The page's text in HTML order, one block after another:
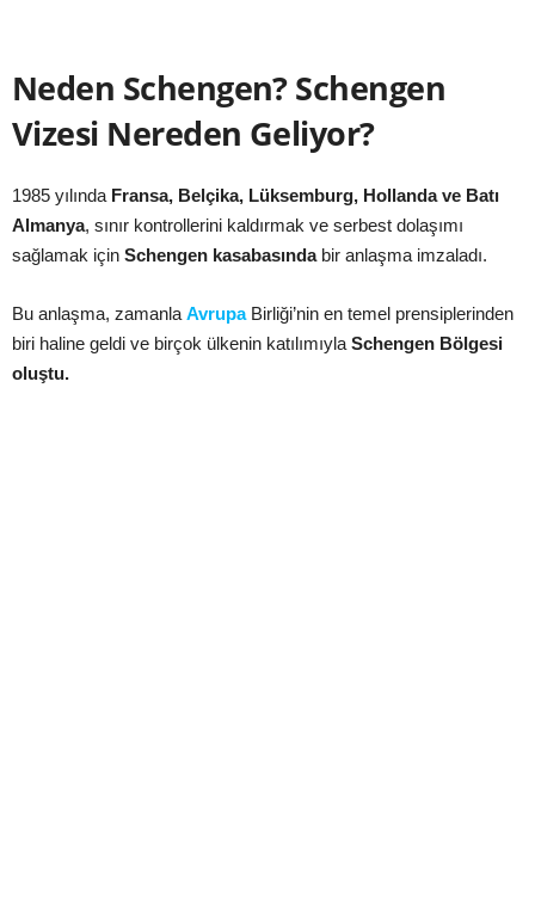
Neden Schengen? Schengen
Vizesi Nereden Geliyor?
1985 yılında Fransa, Belçika, Lüksemburg, Hollanda ve Batı
Almanya, sınır kontrollerini kaldırmak ve serbest dolaşımı
sağlamak için Schengen kasabasındabir anlaşma imzaladı.
Bu anlaşma, zamanlaAvrupaBirliği’nin en temel prensiplerinden
biri haline geldi ve birçok ülkenin katılımıylaSchengen Bölgesi
oluştu.